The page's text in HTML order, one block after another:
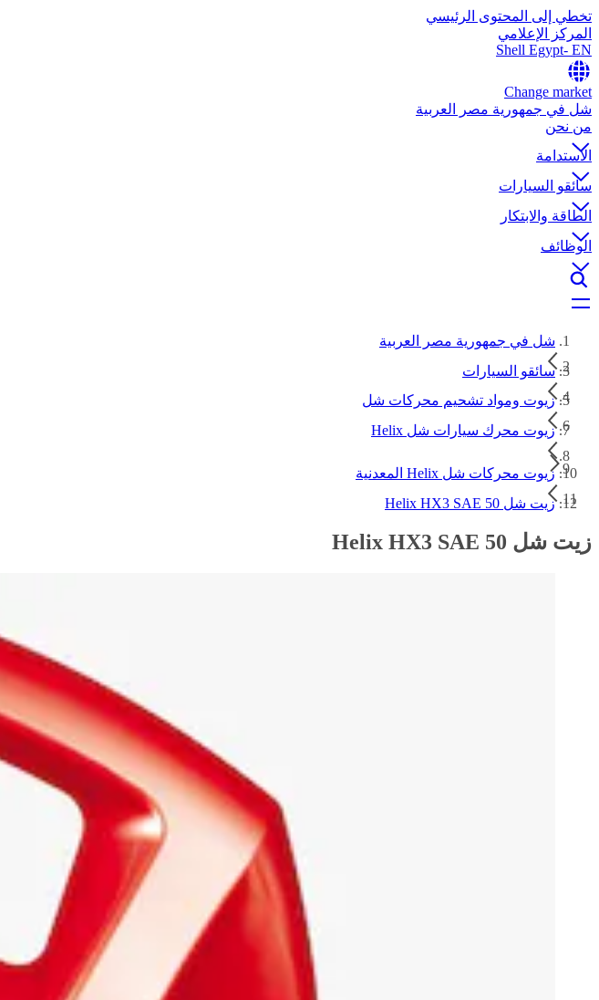
تخطي إلى المحتوى الرئيسي
المركز الإعلامي
Shell Egypt- EN
Change market
شل في جمهورية مصر العربية
من نحن
الاستدامة
سائقو السيارات
الطاقة والابتكار
الوظائف
شل في جمهورية مصر العربية
سائقو السيارات
زيوت ومواد تشحيم محركات شل
زيوت محرك سيارات شل Helix
زيوت محركات شل Helix المعدنية
زيت شل Helix HX3 SAE 50
زيت شل Helix HX3 SAE 50